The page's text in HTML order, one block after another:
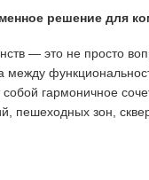
решение для
— это не просто
между
собой гармоничное
пешеходных зон,